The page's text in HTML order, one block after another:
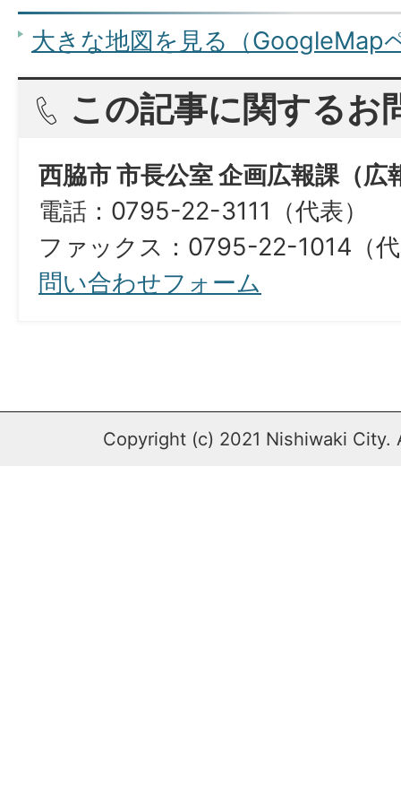
大きな地図を見る（GoogleMap
この記事に関するお
西脇市 市長公室 企画広報課（広
電話：0795-22-3111（代表）
ファックス：0795-22-1014（
問い合わせフォーム
Copyright (c) 2021 Nishiwaki City.